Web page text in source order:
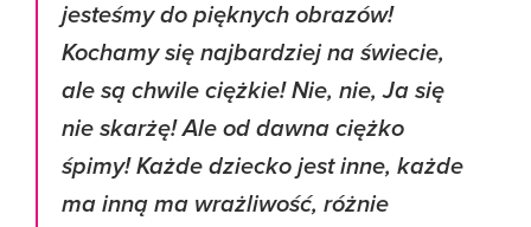
jesteśmy do pięknych obrazów!
Kochamy się najbardziej na świecie,
ale są chwile ciężkie! Nie, nie, Ja się
nie skarżę! Ale od dawna ciężko
śpimy! Każde dziecko jest inne, każde
ma inną ma wrażliwość, różnie